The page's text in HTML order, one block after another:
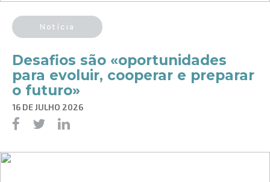
Notícia
Desafios são «oportunidades
para evoluir, cooperar e preparar
o futuro»
16 DE JULHO 2026